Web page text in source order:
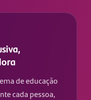
de educação
cada pessoa,